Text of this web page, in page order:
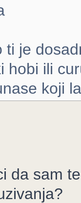
ti je
hobi ili
koji
da sam